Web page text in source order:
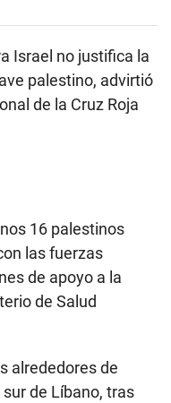
Israel no justifica la
palestino, advirtió
de la Cruz Roja
16 palestinos
las fuerzas
de apoyo a la
de Salud
alrededores de
de Líbano, tras